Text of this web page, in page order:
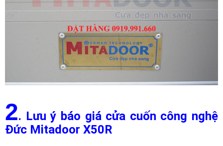
2. Lưu ý báo giá cửa cuốn công nghệ
Đức Mitadoor X50R